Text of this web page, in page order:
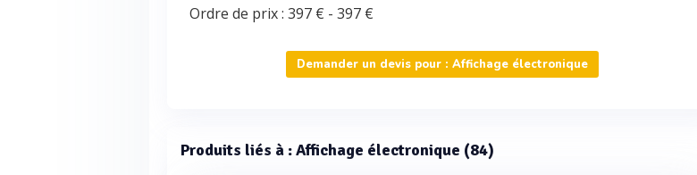
Ordre de prix :397 € -397 €
Demander un devis pour : Affichage électronique
Produits liés à : Affichage électronique (84)